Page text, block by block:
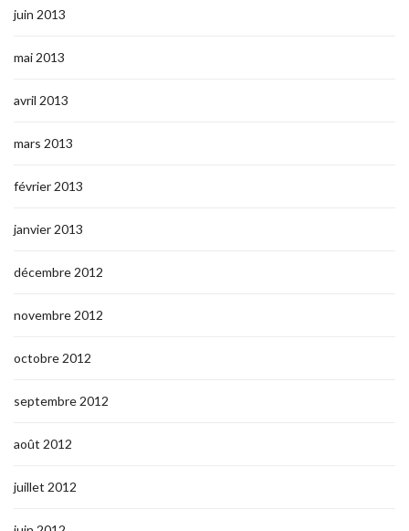
juin 2013
mai 2013
avril 2013
mars 2013
février 2013
janvier 2013
décembre 2012
novembre 2012
octobre 2012
septembre 2012
août 2012
juillet 2012